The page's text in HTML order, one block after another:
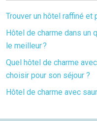
Trouver un hôtel raffiné
Hôtel de charme dans un
le meilleur ?
Quel hôtel de charme
choisir pour son séjour ?
Hôtel de charme avec